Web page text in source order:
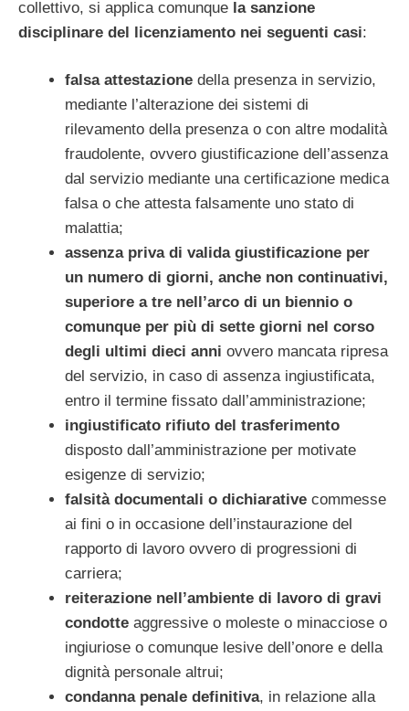
collettivo, si applica comunque la sanzione
disciplinare del licenziamento nei seguenti casi:
falsa attestazione della presenza in servizio,
mediante l’alterazione dei sistemi di
rilevamento della presenza o con altre modalità
fraudolente, ovvero giustificazione dell’assenza
dal servizio mediante una certificazione medica
falsa o che attesta falsamente uno stato di
malattia;
assenza priva di valida giustificazione per
un numero di giorni, anche non continuativi,
superiore a tre nell’arco di un biennio o
comunque per più di sette giorni nel corso
degli ultimi dieci anni ovvero mancata ripresa
del servizio, in caso di assenza ingiustificata,
entro il termine fissato dall’amministrazione;
ingiustificato rifiuto del trasferimento
disposto dall’amministrazione per motivate
esigenze di servizio;
falsità documentali o dichiarative commesse
ai fini o in occasione dell’instaurazione del
rapporto di lavoro ovvero di progressioni di
carriera;
reiterazione nell’ambiente di lavoro di gravi
condotte aggressive o moleste o minacciose o
ingiuriose o comunque lesive dell’onore e della
dignità personale altrui;
condanna penale definitiva, in relazione alla